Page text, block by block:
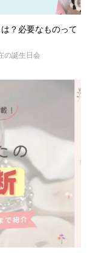
？必要なものって
の誕生日会